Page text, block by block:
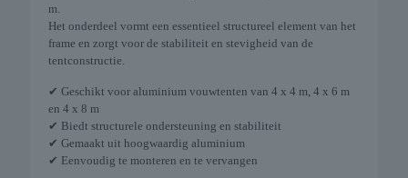
m.
Het onderdeel vormt een essentieel structureel element van het
frame en zorgt voor de stabiliteit en stevigheid van de
tentconstructie.
✔ Geschikt voor aluminium vouwtenten van 4 x 4 m, 4 x 6 m
en 4 x 8 m
✔ Biedt structurele ondersteuning en stabiliteit
✔ Gemaakt uit hoogwaardig aluminium
✔ Eenvoudig te monteren en te vervangen